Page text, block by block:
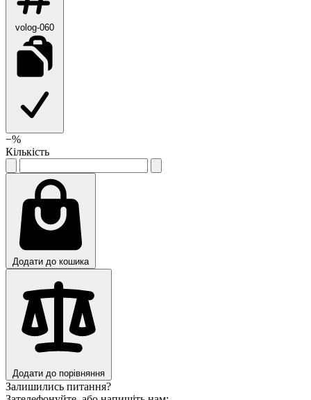
volog-060
−%
Кількість
Додати до кошика
Додати до порівняння
Залишились питання?